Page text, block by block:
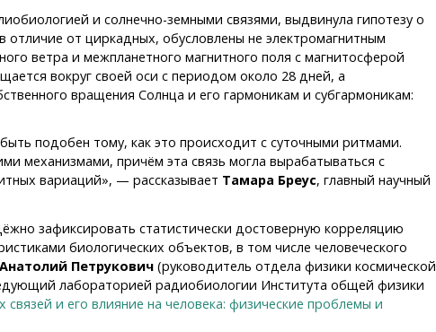
и солнечно-земными связями, выдвинула гипотезу о
от циркадных, обусловлены не электромагнитным
ветра и межпланетного магнитного поля с магнитосферой
вокруг своей оси с периодом около 28 дней, а
вращения Солнца и его гармоникам и субгармоникам:
подобен тому, как это происходит с суточными ритмами.
механизмами, причём эта связь могла вырабатываться с
вариаций», — рассказывает Тамара Бреус, главный научный
зафиксировать статистически достоверную корреляцию
биологических объектов, в том числе человеческого
Анатолий Петрукович (руководитель отдела физики космической
лабораторией радиобиологии Института общей физики
и его влияние на человека: физические проблемы и